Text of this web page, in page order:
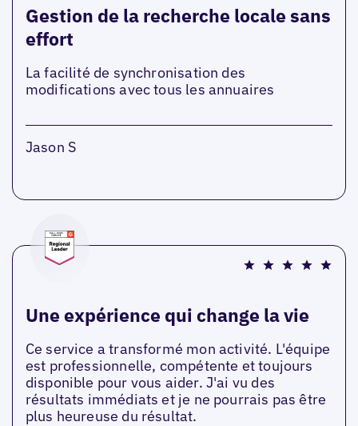
Gestion de la recherche locale sans
effort
La facilité de synchronisation des
modifications avec tous les annuaires
Jason S
Une expérience qui change la vie
Ce service a transformé mon activité. L'équipe
est professionnelle, compétente et toujours
disponible pour vous aider. J'ai vu des
résultats immédiats et je ne pourrais pas être
plus heureuse du résultat.